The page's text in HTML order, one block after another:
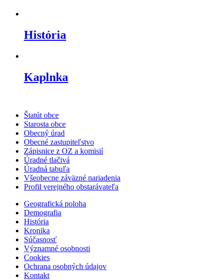
História
Kaplnka
Štatút obce
Starosta obce
Obecný úrad
Obecné zastupiteľstvo
Zápisnice z OZ a komisií
Úradné tlačivá
Úradná tabuľa
Všeobecne záväzné nariadenia
Profil verejného obstarávateľa
Geografická poloha
Demografia
História
Kronika
Súčasnosť
Významné osobnosti
Cookies
Ochrana osobných údajov
Kontakt